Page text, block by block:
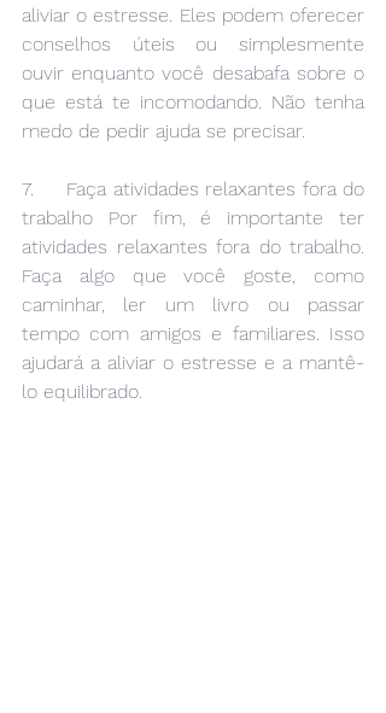
aliviar o estresse. Eles podem oferecer
conselhos úteis ou simplesmente
ouvir enquanto você desabafa sobre o
que está te incomodando. Não tenha
medo de pedir ajuda se precisar.
7.     Faça atividades relaxantes fora do
trabalho Por fim, é importante ter
atividades relaxantes fora do trabalho.
Faça algo que você goste, como
caminhar, ler um livro ou passar
tempo com amigos e familiares. Isso
ajudará a aliviar o estresse e a mantê-
lo equilibrado.